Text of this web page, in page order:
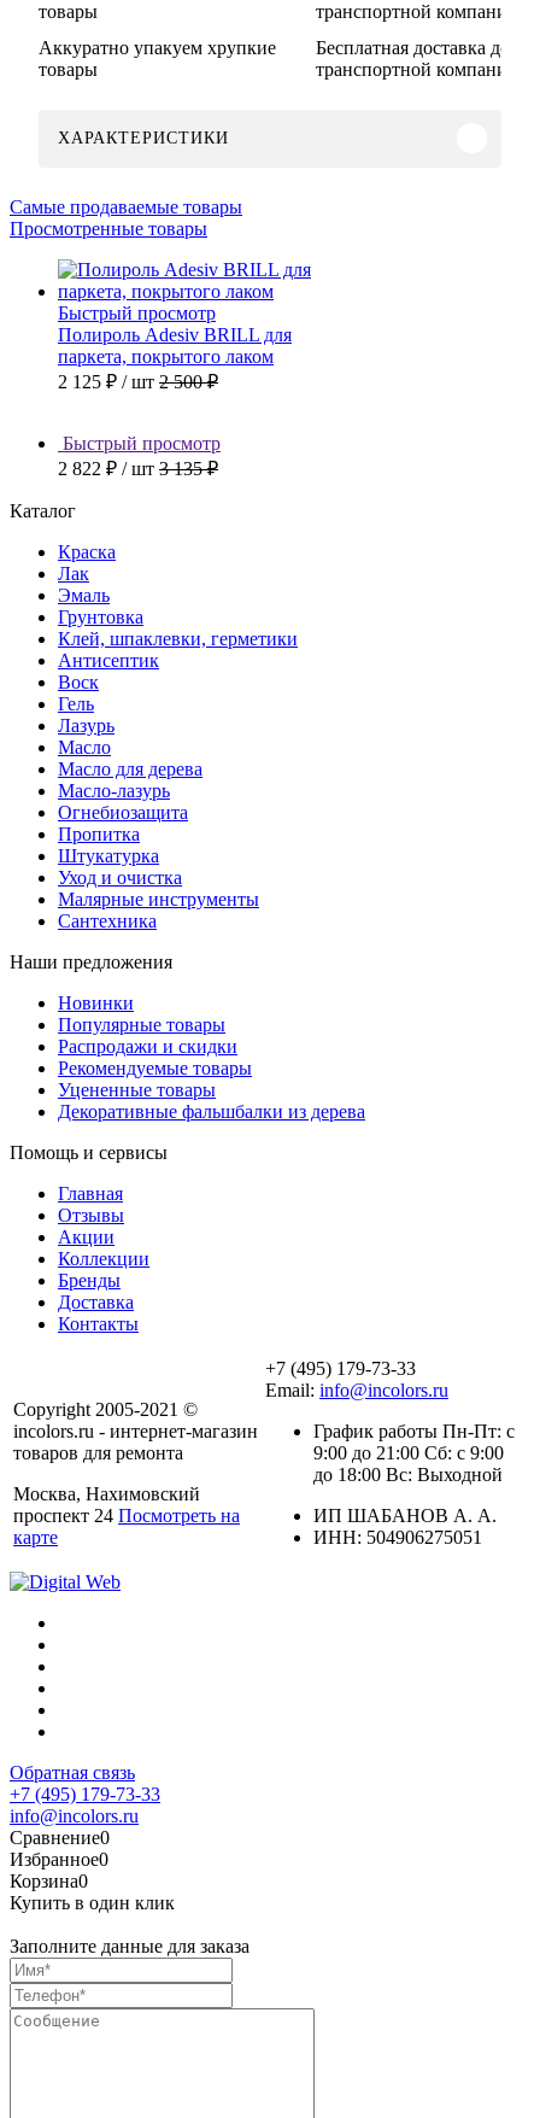
Аккуратно упакуем хрупкие
товары
Бесплатная доставка до
транспортной компании
ХАРАКТЕРИСТИКИ
Самые продаваемые товары
Просмотренные товары
Быстрый просмотр
Полироль Adesiv BRILL для
паркета, покрытого лаком
2 125 ₽ / шт 2 500 ₽
Быстрый просмотр
2 822 ₽ / шт 3 135 ₽
Каталог
Краска
Лак
Эмаль
Грунтовка
Клей, шпаклевки, герметики
Антисептик
Воск
Гель
Лазурь
Масло
Масло для дерева
Масло-лазурь
Огнебиозащита
Пропитка
Штукатурка
Уход и очистка
Малярные инструменты
Сантехника
Наши предложения
Новинки
Популярные товары
Распродажи и скидки
Рекомендуемые товары
Уцененные товары
Декоративные фальшбалки из дерева
Помощь и сервисы
Главная
Отзывы
Акции
Коллекции
Бренды
Доставка
Контакты
Copyright 2005-2021 ©
incolors.ru - интернет-магазин
товаров для ремонта
Москва, Нахимовский
проспект 24 Посмотреть на
карте
+7 (495) 179-73-33
Email: info@incolors.ru
График работы Пн-Пт: с
9:00 до 21:00 Сб: с 9:00
до 18:00 Вс: Выходной
ИП ШАБАНОВ А. А.
ИНН: 504906275051
Обратная связь
+7 (495) 179-73-33
info@incolors.ru
Сравнение0
Избранное0
Корзина0
Купить в один клик
Заполните данные для заказа